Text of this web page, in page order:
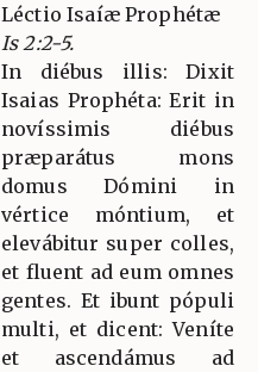
Léctio Isaíæ Prophétæ
Is 2:2-5.
In diébus illis: Dixit
Isaias Prophéta: Erit in
novíssimis diébus
præparátus mons
domus Dómini in
vértice móntium, et
elevábitur super colles,
et fluent ad eum omnes
gentes. Et ibunt pópuli
multi, et dicent: Veníte
et ascendámus ad